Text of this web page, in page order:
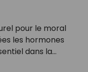
pour le moral
les hormones
dans la…